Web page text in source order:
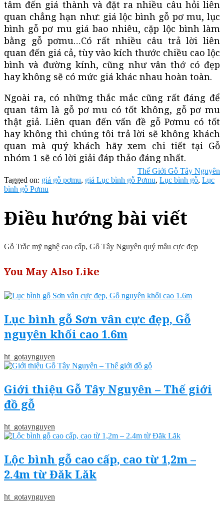
tâm đến giá thành và đặt ra nhiều câu hỏi liên
quan chẳng hạn như: giá lộc bình gỗ pơ mu, lục
bình gỗ pơ mu giá bao nhiêu, cặp lộc bình làm
bằng gỗ pơmu…Có rất nhiều câu trả lời liên
quan đến giá cả, tùy vào kích thước chiều cao lộc
bình và đường kính, cũng như vân thớ có đẹp
hay không sẽ có mức giá khác nhau hoàn toàn.
Ngoài ra, có những thắc mắc cũng rất đáng để
quan tâm là gỗ pơ mu có tốt không, gỗ pơ mu
thật giả. Liên quan đến vấn đề gỗ Pơmu có tốt
hay không thì chúng tôi trả lời sẽ không khách
quan mà quý khách hãy xem chi tiết tại Gỗ
nhóm 1 sẽ có lời giải đáp thảo đáng nhất.
Thế Giới Gỗ Tây Nguyên
Tagged on: giá gỗ pơmu, giá Lục bình gỗ Pơmu, Lục bình gỗ, Lục
bình gỗ Pơmu
Điều hướng bài viết
Gỗ Trắc mỹ nghệ cao cấp, Gỗ Tây Nguyên quý mẫu cực đẹp
You May Also Like
Lục bình gỗ Sơn vân cực đẹp, Gỗ
nguyên khối cao 1.6m
ht_gotaynguyen
Giới thiệu Gỗ Tây Nguyên – Thế giới
đồ gỗ
ht_gotaynguyen
Lộc bình gỗ cao cấp, cao từ 1,2m –
2.4m từ Đăk Lăk
ht_gotaynguyen